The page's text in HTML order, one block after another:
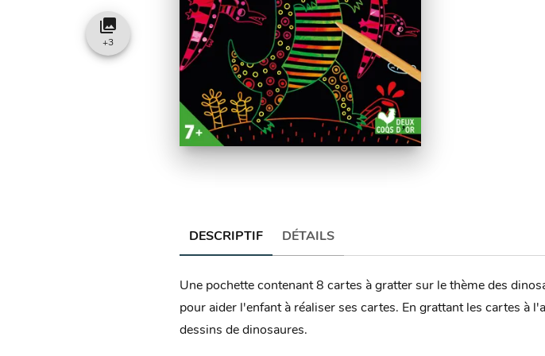
collections
+3
DESCRIPTIF DÉTAILS
Une pochette contenant 8 cartes à gratter sur le thème des
pour aider l'enfant à réaliser ses cartes. En grattant les cartes à
dessins de dinosaures.